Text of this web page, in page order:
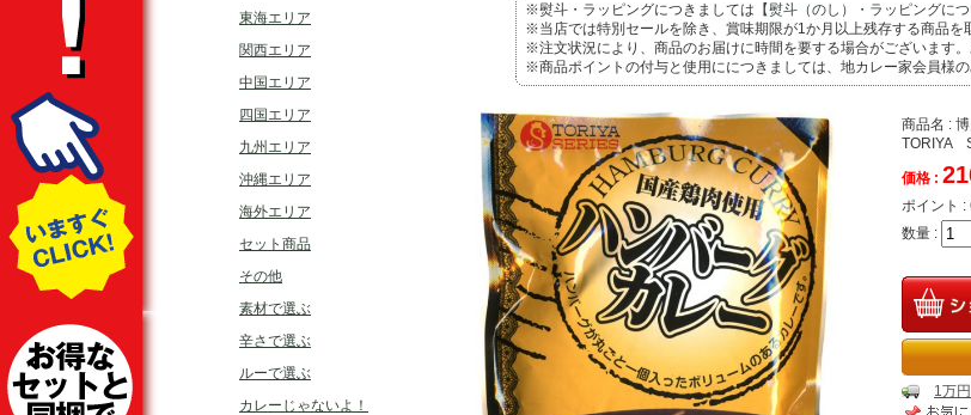
東海エリア
関西エリア
中国エリア
四国エリア
九州エリア
沖縄エリア
海外エリア
セット商品
その他
素材で選ぶ
辛さで選ぶ
ルーで選ぶ
カレーじゃないよ！
※熨斗・ラッピングにつきましては 【熨斗（のし）・ラッピングにつ
※当店では特別セールを除き、賞味期限が1か月以上残存する商品を
※注文状況により、商品のお届けに時間を要する場合がございます。
※商品ポイントの付与と使用ににつきましては、地カレー家会員様の
商品名 :
TORIYA
価格 :
ポイント :
数量 :
1万